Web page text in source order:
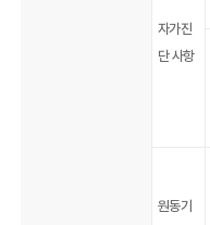
자가진
단 사항
원동기